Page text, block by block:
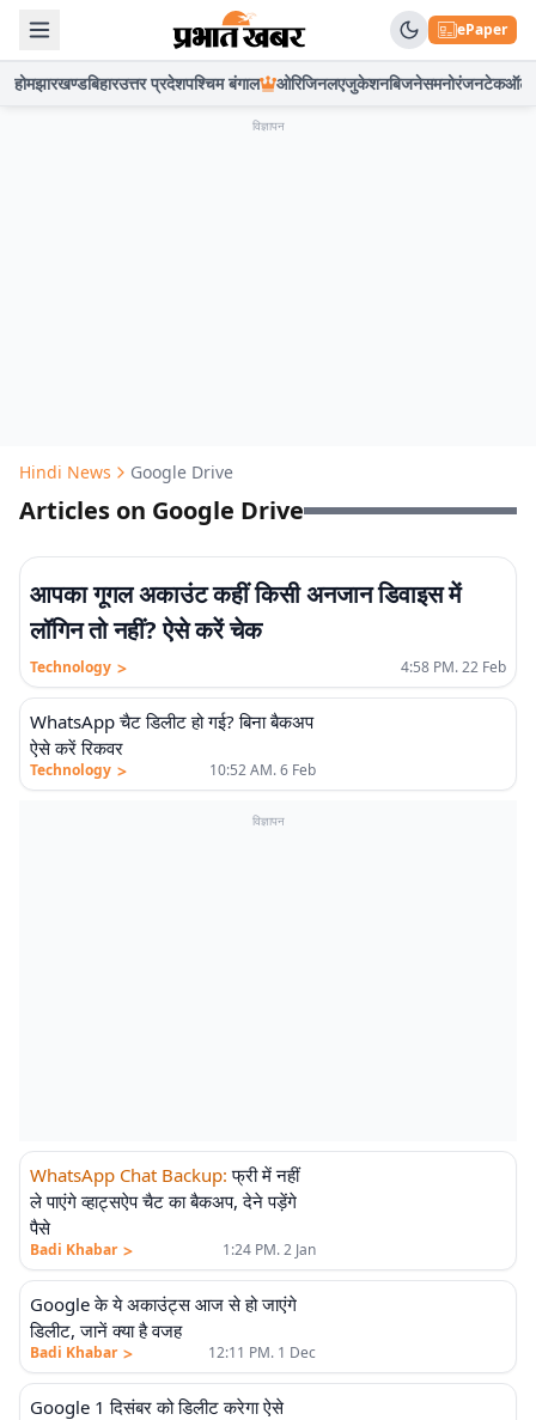
ePaper
होमझारखण्डबिहारउत्तर प्रदेशपश्चिम बंगाल ओरिजिनलएजुकेशनबिजनेसमनोरंजनटेकऑटो
विज्ञापन
Hindi News Google Drive
Articles on Google Drive
आपका गूगल अकाउंट कहीं किसी अनजान डिवाइस में
लॉगिन तो नहीं? ऐसे करें चेक
Technology > 4:58 PM. 22 Feb
WhatsApp चैट डिलीट हो गई? बिना बैकअप
ऐसे करें रिकवर
Technology > 10:52 AM. 6 Feb
विज्ञापन
WhatsApp Chat Backup: फ्री में नहीं
ले पाएंगे व्हाट्सऐप चैट का बैकअप, देने पड़ेंगे
पैसे
Badi Khabar > 1:24 PM. 2 Jan
Google के ये अकाउंट्स आज से हो जाएंगे
डिलीट, जानें क्या है वजह
Badi Khabar > 12:11 PM. 1 Dec
Google 1 दिसंबर को डिलीट करेगा ऐसे